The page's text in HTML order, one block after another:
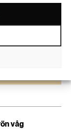
som helst säga
att få några
våg